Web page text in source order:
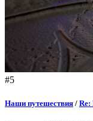
#5
Наши путешествия / Re: